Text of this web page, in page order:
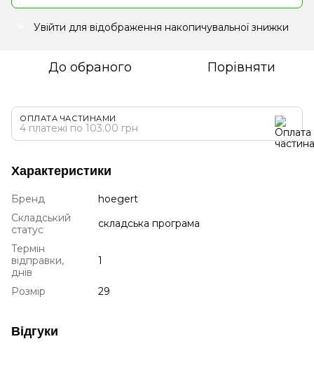
Увійти для відображення накопичувальної знижки
До обраного Порівняти
ОПЛАТА ЧАСТИНАМИ
4 платежі по 103.00 грн
Характеристики
Бренд
hoegert
Складський
статус
складська програма
Термін
відправки,
днів
1
Розмір 29
Відгуки